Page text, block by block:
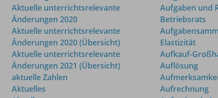
Aktuelle unterrichtsrelevante
Änderungen 2020
Aktuelle unterrichtsrelevante
Änderungen 2020 (Übersicht)
Aktuelle unterrichtsrelevante
Änderungen 2021 (Übersicht)
aktuelle Zahlen
Aktuelles
Aufgaben und
Betriebsrats
Elastizität
Aufkauf-
Auflösung
Aufrechnung